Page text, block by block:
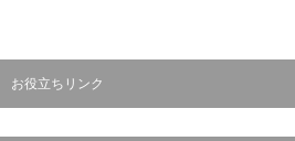
お役立ちリンク